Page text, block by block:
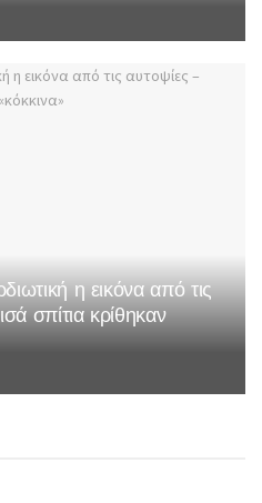
η εικόνα από τις
σπίτια κρίθηκαν